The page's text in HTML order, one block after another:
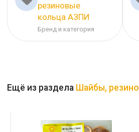
резиновые
кольца АЗПИ
Бренд и категория
Ещё из раздела Шайбы,